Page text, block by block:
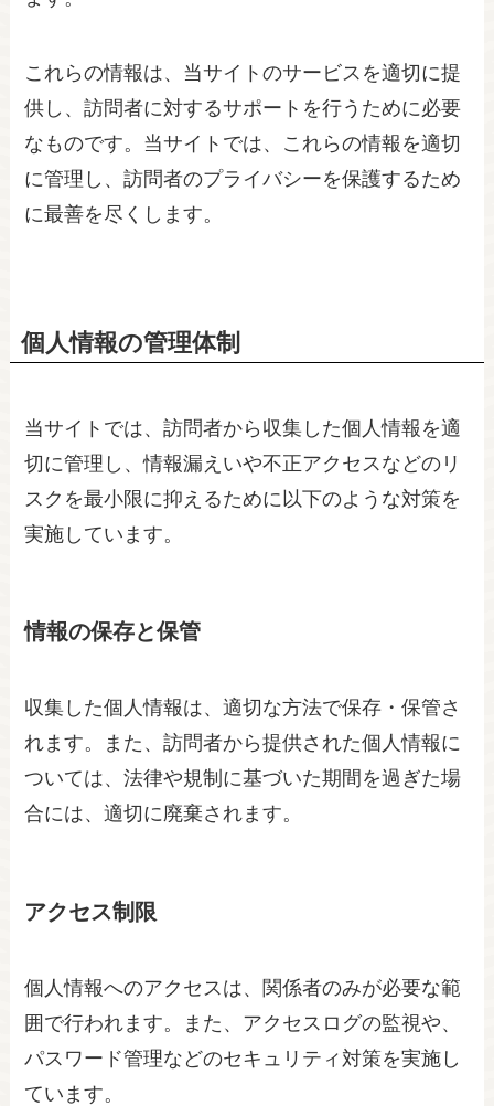
これらの情報は、当サイトのサービスを適切に提
供し、訪問者に対するサポートを行うために必要
なものです。当サイトでは、これらの情報を適切
に管理し、訪問者のプライバシーを保護するため
に最善を尽くします。
個人情報の管理体制
当サイトでは、訪問者から収集した個人情報を適
切に管理し、情報漏えいや不正アクセスなどのリ
スクを最小限に抑えるために以下のような対策を
実施しています。
情報の保存と保管
収集した個人情報は、適切な方法で保存・保管さ
れます。また、訪問者から提供された個人情報に
ついては、法律や規制に基づいた期間を過ぎた場
合には、適切に廃棄されます。
アクセス制限
個人情報へのアクセスは、関係者のみが必要な範
囲で行われます。また、アクセスログの監視や、
パスワード管理などのセキュリティ対策を実施し
ています。